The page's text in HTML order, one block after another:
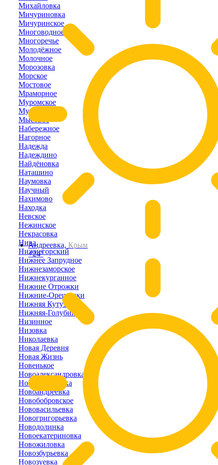
Андреевка, Крым
+24°
Михайловка
Мичуриновка
Мичуринское
Многоводное
Многоречье
Молодёжное
Молочное
Морозовка
Морское
Мостовое
Мраморное
Муромское
Мускатное
Мысовое
Набережное
Нагорное
Надежда
Надеждино
Найдёновка
Наташино
Наумовка
Научный
Нахимово
Находка
Невское
Нежинское
Некрасовка
Нива
Нижнегорский
Нижнее Запрудное
Нижнезаморское
Нижнекурганное
Нижние Отрожки
Нижние-Орешники
Нижняя Кутузовка
Нижняя-Голубинка
Низинное
Низовка
Николаевка
Новая Деревня
Новая Жизнь
Новенькое
Новоалександровка
Новоалексеевка
Новоандреевка
Новобобровское
Нововасильевка
Новогригорьевка
Новодолинка
Новоекатериновка
Новожиловка
Новозбурьевка
Новозуевка